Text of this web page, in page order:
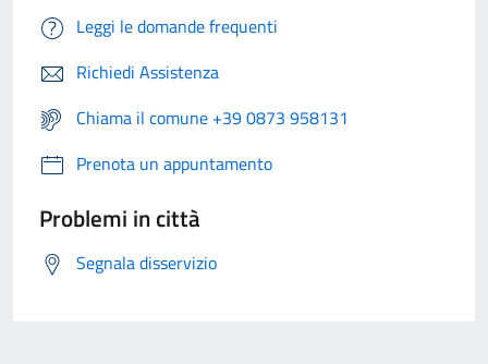
Leggi le domande frequenti
Richiedi Assistenza
Chiama il comune +39 0873 958131
Prenota un appuntamento
Problemi in città
Segnala disservizio